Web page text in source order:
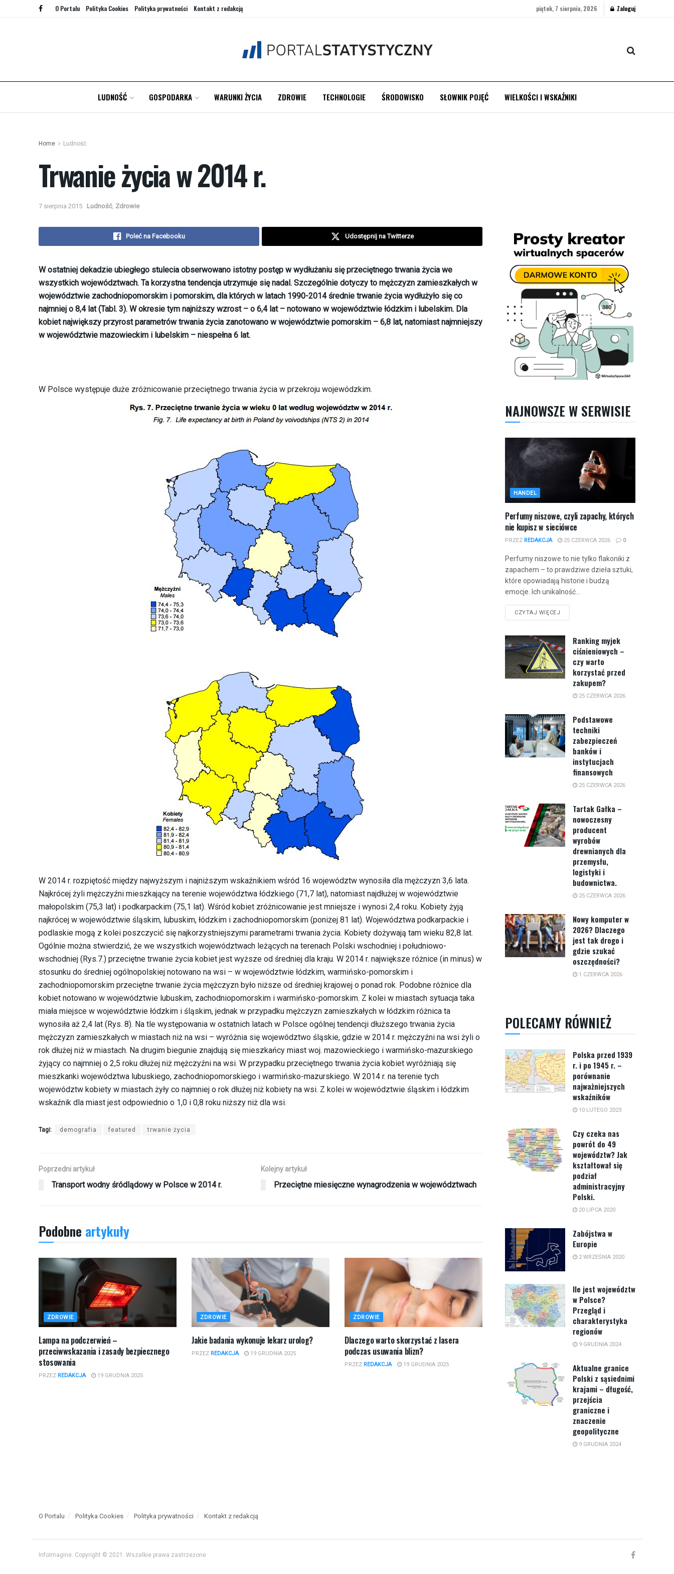
O Portalu Polityka Cookies Polityka prywatności Kontakt z redakcją piątek, 7 sierpnia, 2026 Zaloguj
LUDNOŚĆ GOSPODARKA WARUNKI ŻYCIA ZDROWIE TECHNOLOGIE ŚRODOWISKO SŁOWNIK POJĘĆ WIELKOŚCI I WSKAŹNIKI
Home Ludność
Trwanie życia w 2014 r.
7 sierpnia 2015 Ludność, Zdrowie
Poleć na Facebooku Udostępnij na Twitterze
W ostatniej dekadzie ubiegłego stulecia obserwowano istotny postęp w wydłużaniu się przeciętnego trwania życia we
wszystkich województwach. Ta korzystna tendencja utrzymuje się nadal. Szczególnie dotyczy to mężczyzn zamieszkałych w
województwie zachodniopomorskim i pomorskim, dla których w latach 1990-2014 średnie trwanie życia wydłużyło się co
najmniej o 8,4 lat (Tabl. 3). W okresie tym najniższy wzrost – o 6,4 lat – notowano w województwie łódzkim i lubelskim. Dla
kobiet największy przyrost parametrów trwania życia zanotowano w województwie pomorskim – 6,8 lat, natomiast najmniejszy
w województwie mazowieckim i lubelskim – niespełna 6 lat.
W Polsce występuje duże zróżnicowanie przeciętnego trwania życia w przekroju wojewódzkim.
W 2014 r. rozpiętość między najwyższym i najniższym wskaźnikiem wśród 16 województw wynosiła dla mężczyzn 3,6 lata.
Najkrócej żyli mężczyźni mieszkający na terenie województwa łódzkiego (71,7 lat), natomiast najdłużej w województwie
małopolskim (75,3 lat) i podkarpackim (75,1 lat). Wśród kobiet zróżnicowanie jest mniejsze i wynosi 2,4 roku. Kobiety żyją
najkrócej w województwie śląskim, lubuskim, łódzkim i zachodniopomorskim (poniżej 81 lat). Województwa podkarpackie i
podlaskie mogą z kolei poszczycić się najkorzystniejszymi parametrami trwania życia. Kobiety dożywają tam wieku 82,8 lat.
Ogólnie można stwierdzić, że we wszystkich województwach leżących na terenach Polski wschodniej i południowo-
wschodniej (Rys.7.) przeciętne trwanie życia kobiet jest wyższe od średniej dla kraju. W 2014 r. największe różnice (in minus) w
stosunku do średniej ogólnopolskiej notowano na wsi – w województwie łódzkim, warmińsko-pomorskim i
zachodniopomorskim przeciętne trwanie życia mężczyzn było niższe od średniej krajowej o ponad rok. Podobne różnice dla
kobiet notowano w województwie lubuskim, zachodniopomorskim i warmińsko-pomorskim. Z kolei w miastach sytuacja taka
miała miejsce w województwie łódzkim i śląskim, jednak w przypadku mężczyzn zamieszkałych w łódzkim różnica ta
wynosiła aż 2,4 lat (Rys. 8). Na tle występowania w ostatnich latach w Polsce ogólnej tendencji dłuższego trwania życia
mężczyzn zamieszkałych w miastach niż na wsi – wyróżnia się województwo śląskie, gdzie w 2014 r. mężczyźni na wsi żyli o
rok dłużej niż w miastach. Na drugim biegunie znajdują się mieszkańcy miast woj. mazowieckiego i warmińsko-mazurskiego
żyjący co najmniej o 2,5 roku dłużej niż mężczyźni na wsi. W przypadku przeciętnego trwania życia kobiet wyróżniają się
mieszkanki województwa lubuskiego, zachodniopomorskiego i warmińsko-mazurskiego. W 2014 r. na terenie tych
województw kobiety w miastach żyły co najmniej o rok dłużej niż kobiety na wsi. Z kolei w województwie śląskim i łódzkim
wskaźnik dla miast jest odpowiednio o 1,0 i 0,8 roku niższy niż dla wsi.
Tagi: demografia featured trwanie życia
Poprzedni artykuł
Transport wodny śródlądowy w Polsce w 2014 r.
Kolejny artykuł
Przeciętne miesięczne wynagrodzenia w województwach
Podobne artykuły
ZDROWIE
Lampa na podczerwień –
przeciwwskazania i zasady bezpiecznego
stosowania
PRZEZ REDAKCJA 19 GRUDNIA 2025
ZDROWIE
Jakie badania wykonuje lekarz urolog?
PRZEZ REDAKCJA 19 GRUDNIA 2025
ZDROWIE
Dlaczego warto skorzystać z lasera
podczas usuwania blizn?
PRZEZ REDAKCJA 19 GRUDNIA 2025
NAJNOWSZE W SERWISIE
HANDEL
Perfumy niszowe, czyli zapachy, których
nie kupisz w sieciówce
PRZEZ REDAKCJA 25 CZERWCA 2026 0
Perfumy niszowe to nie tylko flakoniki z
zapachem – to prawdziwe dzieła sztuki,
które opowiadają historie i budzą
emocje. Ich unikalność...
CZYTAJ WIĘCEJ
Ranking myjek
ciśnieniowych –
czy warto
korzystać przed
zakupem?
25 CZERWCA 2026
Podstawowe
techniki
zabezpieczeń
banków i
instytucjach
finansowych
25 CZERWCA 2026
Tartak Gałka –
nowoczesny
producent
wyrobów
drewnianych dla
przemysłu,
logistyki i
budownictwa.
25 CZERWCA 2026
Nowy komputer w
2026? Dlaczego
jest tak drogo i
gdzie szukać
oszczędności?
1 CZERWCA 2026
POLECAMY RÓWNIEŻ
Polska przed 1939
r. i po 1945 r. –
porównanie
najważniejszych
wskaźników
10 LUTEGO 2023
Czy czeka nas
powrót do 49
województw? Jak
kształtował się
podział
administracyjny
Polski.
20 LIPCA 2020
Zabójstwa w
Europie
2 WRZEŚNIA 2020
Ile jest województw
w Polsce?
Przegląd i
charakterystyka
regionów
9 GRUDNIA 2024
Aktualne granice
Polski z sąsiednimi
krajami – długość,
przejścia
graniczne i
znaczenie
geopolityczne
9 GRUDNIA 2024
O Portalu Polityka Cookies Polityka prywatności Kontakt z redakcją
InfoImagine. Copyright © 2021. Wszelkie prawa zastrzeżone